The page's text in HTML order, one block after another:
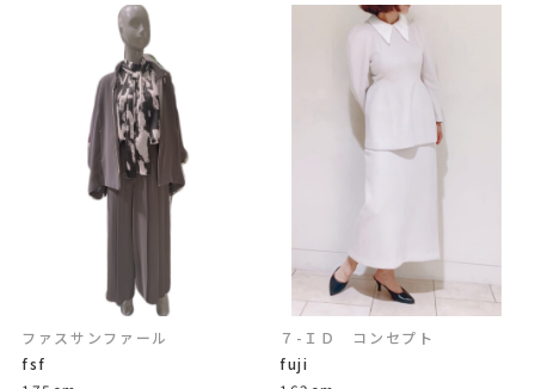
ファスサンファール
fsf
７-ＩＤ コンセプト
fuji